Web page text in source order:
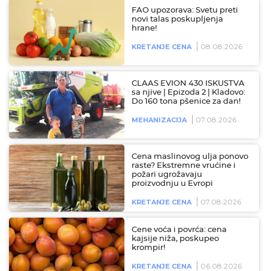
FAO upozorava: Svetu preti
novi talas poskupljenja
hrane!
KRETANJE CENA 08.08.2026
CLAAS EVION 430 ISKUSTVA
sa njive | Epizoda 2 | Kladovo:
Do 160 tona pšenice za dan!
MEHANIZACIJA 07.08.2026
Cena maslinovog ulja ponovo
raste? Ekstremne vrućine i
požari ugrožavaju
proizvodnju u Evropi
KRETANJE CENA 07.08.2026
Cene voća i povrća: cena
kajsije niža, poskupeo
krompir!
KRETANJE CENA 06.08.2026